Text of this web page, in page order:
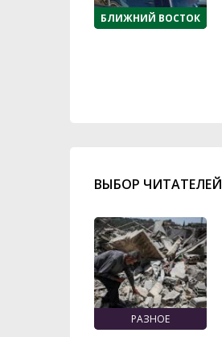
БЛИЖНИЙ ВОСТОК
ВЫБОР ЧИТАТЕЛЕЙ
РАЗНОЕ